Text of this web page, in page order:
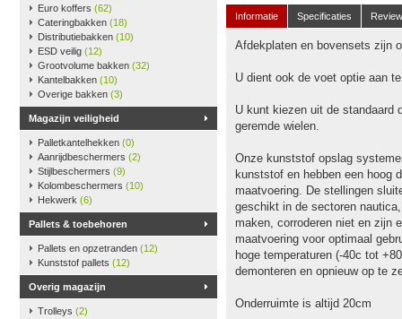
Euro koffers (62)
Cateringbakken (18)
Distributiebakken (10)
ESD veilig (12)
Grootvolume bakken (32)
Kantelbakken (10)
Overige bakken (3)
Magazijn veiligheid
Palletkantelhekken (0)
Aanrijdbeschermers (2)
Stijlbeschermers (9)
Kolombeschermers (10)
Hekwerk (6)
Pallets & toebehoren
Pallets en opzetranden (12)
Kunststof pallets (12)
Overig magazijn
Trolleys (2)
Informatie Specificaties
Afdekplaten en bovensets zijn
U dient ook de voet optie aan
U kunt kiezen uit de standaard
geremde wielen.
Onze kunststof opslag
kunststof en hebben een hoog
maatvoering. De stellingen
geschikt in de sectoren
maken, corroderen niet en zijn
maatvoering voor optimaal
hoge temperaturen (-40c tot
demonteren en opnieuw op te
Onderruimte is altijd 20cm